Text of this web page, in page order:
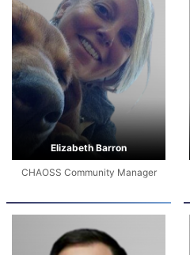
Elizabeth Barron
CHAOSS Community Manager